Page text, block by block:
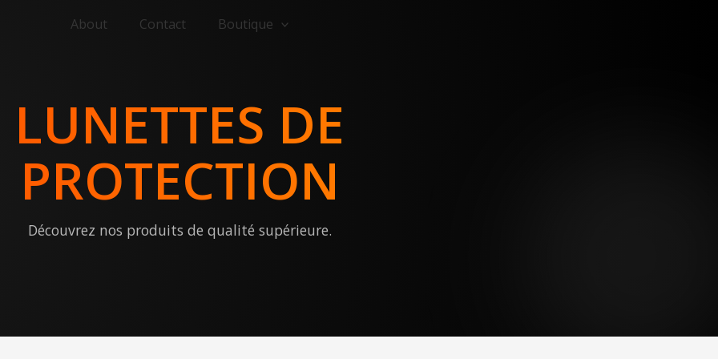
About Contact Boutique
LUNETTES DE
PROTECTION
Découvrez nos produits de qualité supérieure.